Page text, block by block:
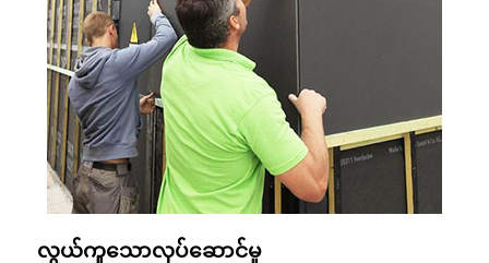
လွယ်ကူသောလုပ်ဆောင်မှု